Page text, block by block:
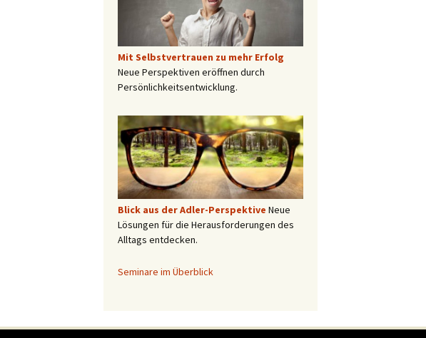
Mit Selbstvertrauen zu mehr Erfolg
Neue Perspektiven eröffnen durch
Persönlichkeitsentwicklung.
Blick aus der Adler-Perspektive Neue
Lösungen für die Herausforderungen des
Alltags entdecken.
Seminare im Überblick